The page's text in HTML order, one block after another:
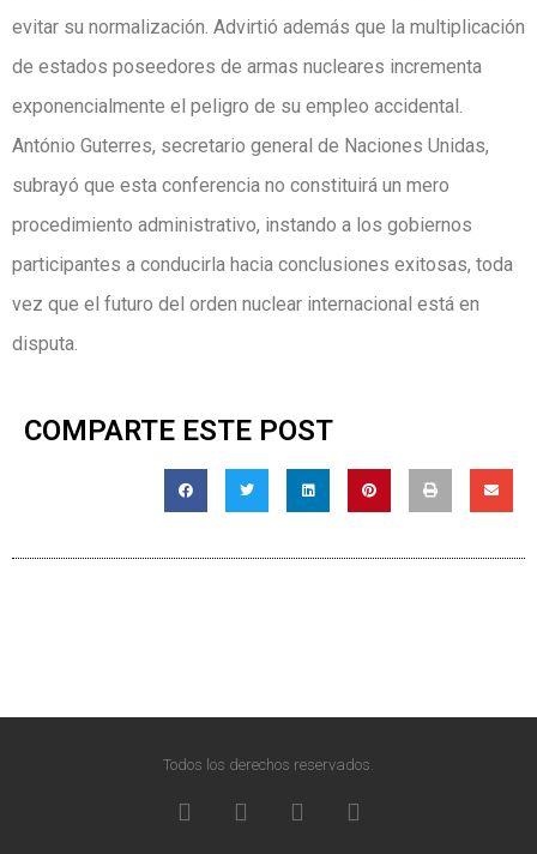
evitar su normalización. Advirtió además que la multiplicación
de estados poseedores de armas nucleares incrementa
exponencialmente el peligro de su empleo accidental.
António Guterres, secretario general de Naciones Unidas,
subrayó que esta conferencia no constituirá un mero
procedimiento administrativo, instando a los gobiernos
participantes a conducirla hacia conclusiones exitosas, toda
vez que el futuro del orden nuclear internacional está en
disputa.
COMPARTE ESTE POST
Todos los derechos reservados.